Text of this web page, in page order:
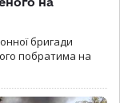
бригади
побратима на